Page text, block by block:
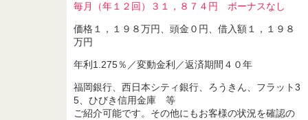
毎月（年１２回）３１，８７４円 ボーナスなし
価格１，１９８万円、頭金０円、借入額１，１９８
万円
年利1.275％／変動金利／返済期間４０年
福岡銀行、西日本シティ銀行、ろうきん、フラット3
5、ひびき信用金庫 等
ご紹介可能です。その他にもお客様の状況を確認の